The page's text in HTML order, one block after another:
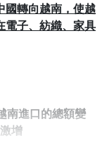
國轉向越南，使越
電子、紡織、家具
南進口的總額變
增